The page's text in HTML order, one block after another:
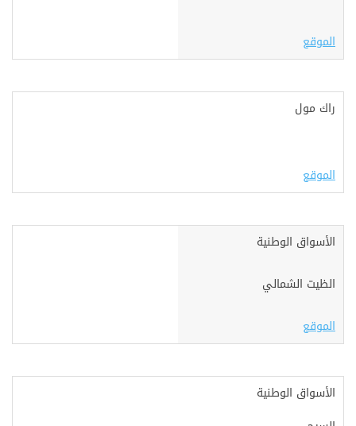
الموقع
راك مول
الموقع
الأسواق الوطنية
الظيت الشمالي
الموقع
الأسواق الوطنية